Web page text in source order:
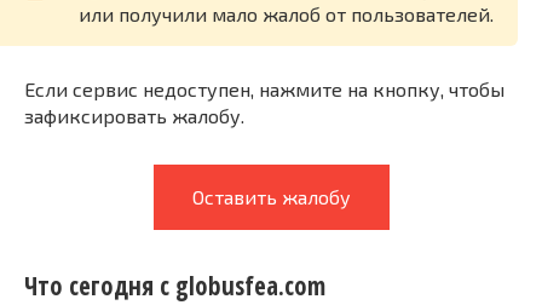
или получили мало жалоб от пользователей.
Если сервис недоступен, нажмите на кнопку, чтобы
зафиксировать жалобу.
Оставить жалобу
Что сегодня с globusfea.com